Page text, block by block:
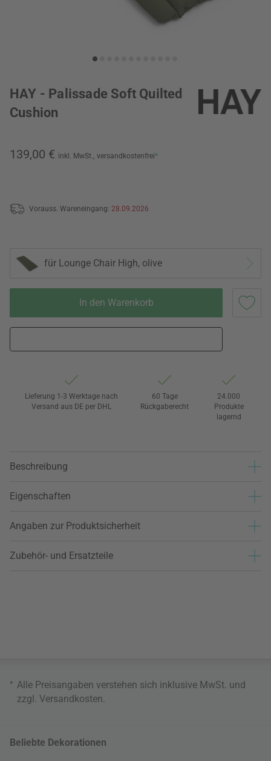
HAY - Palissade Soft Quilted
Cushion
139,00 € inkl. MwSt., versandkostenfrei*
Vorauss. Wareneingang: 28.09.2026
für Lounge Chair High, olive
In den Warenkorb
Lieferung 1-3 Werktage nach
Versand aus DE per DHL
60 Tage
Rückgaberecht
24.000
Produkte
lagernd
Beschreibung
Eigenschaften
Angaben zur Produktsicherheit
Zubehör- und Ersatzteile
* Alle Preisangaben verstehen sich inklusive MwSt. und
zzgl. Versandkosten
Beliebte Dekorationen